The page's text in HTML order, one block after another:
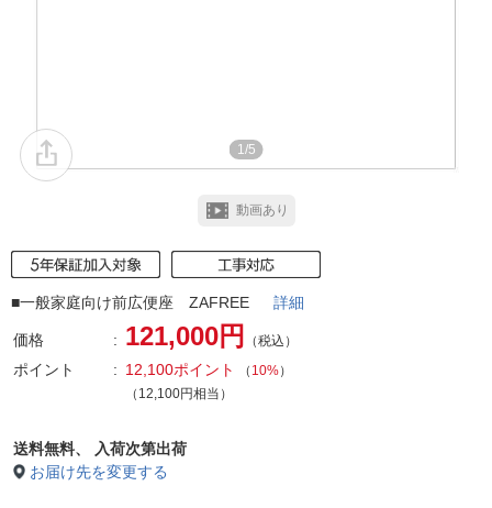
1/5
動画あり
■一般家庭向け前広便座 ZAFREE 詳細
価格 121,000円 （税込）
ポイント 12,100ポイント （ 10%）
（12,100円相当）
送料無料、
入荷次第出荷
お届け先を変更する